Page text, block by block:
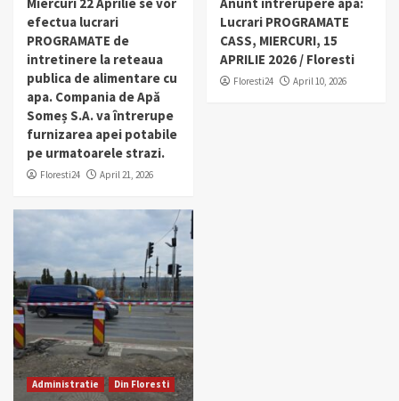
efectua lucrari
PROGRAMATE de
intretinere la reteaua
publica de alimentare cu
apa. Compania de Apă
Someș S.A. va întrerupe
furnizarea apei potabile
pe urmatoarele strazi.
Floresti24 April 21, 2026
Lucrari PROGRAMATE
CASS, MIERCURI, 15
APRILIE 2026 / Floresti
Floresti24 April 10, 2026
Administratie Din Floresti